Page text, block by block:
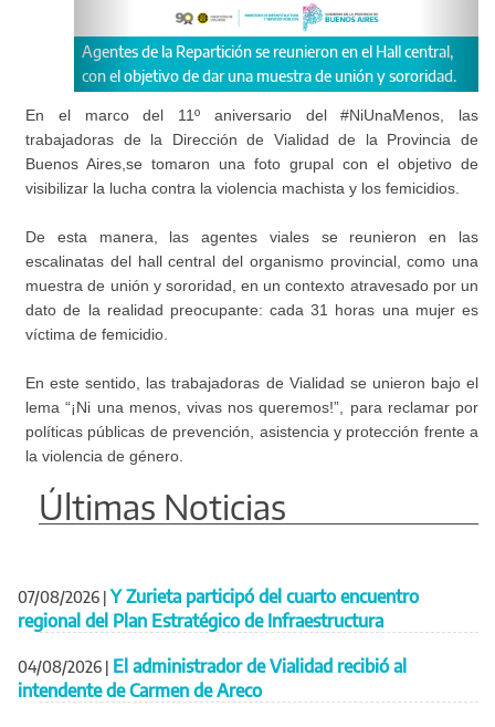
la Repartición se reunieron en el Hall central,
de dar una muestra de unión y sororidad.
Las agentes viales se
central , como una
preocupante: cada 31
femicidio.
En el marco del 11º aniversario del #NiUnaMenos, las
trabajadoras de la Dirección de Vialidad de la Provincia de
Buenos Aires,se tomaron una foto grupal con el objetivo de
visibilizar la lucha contra la violencia machista y los femicidios.
De esta manera, las agentes viales se reunieron en las
escalinatas del hall central del organismo provincial, como una
muestra de unión y sororidad, en un contexto atravesado por un
dato de la realidad preocupante: cada 31 horas una mujer es
víctima de femicidio.
En este sentido, las trabajadoras de Vialidad se unieron bajo el
lema “¡Ni una menos, vivas nos queremos!”, para reclamar por
políticas públicas de prevención, asistencia y protección frente a
la violencia de género.
Últimas Noticias
07/08/2026 | Y Zurieta participó del cuarto encuentro
regional del Plan Estratégico de Infraestructura
04/08/2026 | El administrador de Vialidad recibió al
intendente de Carmen de Areco